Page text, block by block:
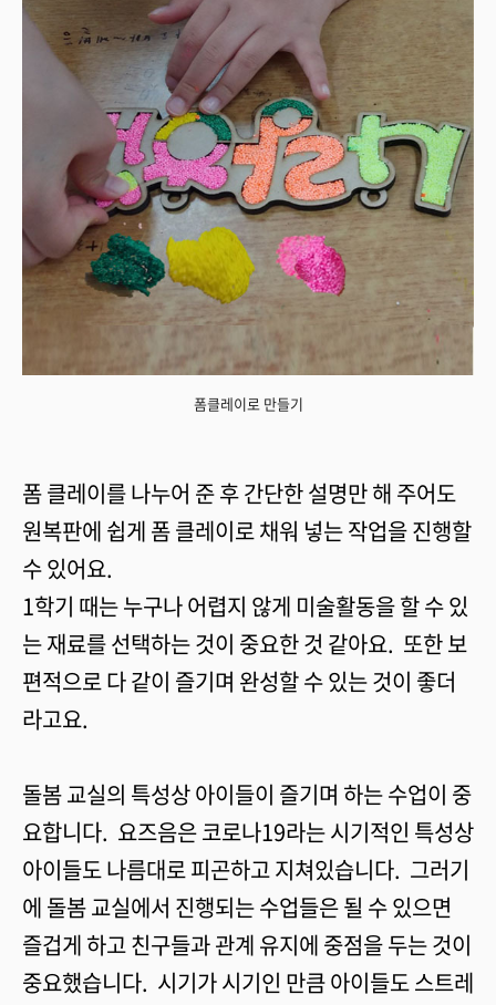
폼클레이로 만들기
폼 클레이를 나누어 준 후 간단한 설명만 해 주어도
원복판에 쉽게 폼 클레이로 채워 넣는 작업을 진행할
수 있어요.
1학기 때는 누구나 어렵지 않게 미술활동을 할 수 있
는 재료를 선택하는 것이 중요한 것 같아요. 또한 보
편적으로 다 같이 즐기며 완성할 수 있는 것이 좋더
라고요.
돌봄 교실의 특성상 아이들이 즐기며 하는 수업이 중
요합니다. 요즈음은 코로나19라는 시기적인 특성상
아이들도 나름대로 피곤하고 지쳐있습니다. 그러기
에 돌봄 교실에서 진행되는 수업들은 될 수 있으면
즐겁게 하고 친구들과 관계 유지에 중점을 두는 것이
중요했습니다. 시기가 시기인 만큼 아이들도 스트레